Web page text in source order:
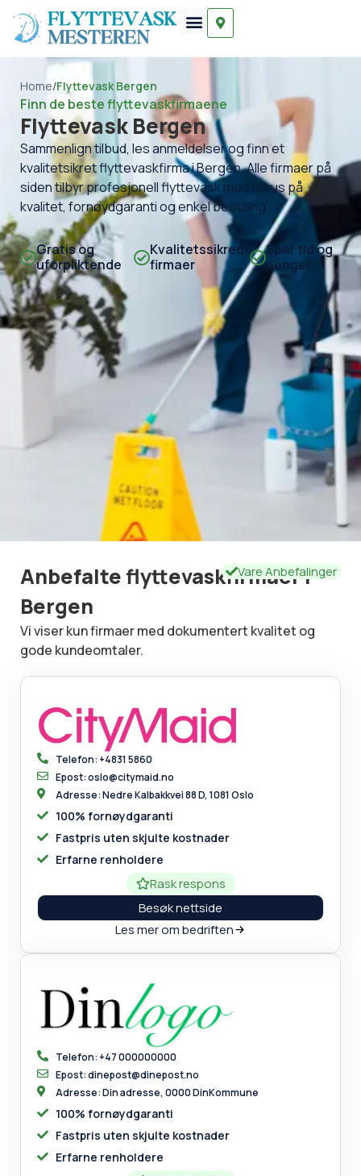
Home/Flyttevask Bergen
Finn de beste flyttevaskfirmaene
Flyttevask Bergen
Sammenlign tilbud, les anmeldelser og finn et
kvalitetsikret flyttevaskfirma i Bergen. Alle firmaer på
siden tilbyr profesjonell flyttevask med fokus på
kvalitet, fornøydgaranti og enkel bestilling.
Gratis og
uforpliktende
Kvalitetssikrede
firmaer
Spar tid og
penger
Anbefalte flyttevaskfirmaer i
Bergen
Vare Anbefalinger
Vi viser kun firmaer med dokumentert kvalitet og
gode kundeomtaler.
Telefon: +4831 5860
Epost: oslo@citymaid.no
Adresse: Nedre Kalbakkvei 88 D, 1081 Oslo
100% fornøydgaranti
Fastpris uten skjulte kostnader
Erfarne renholdere
Rask respons
Besøk nettside
Les mer om bedriften
Telefon: +47 000000000
Epost: dinepost@dinepost.no
Adresse: Din adresse, 0000 DinKommune
100% fornøydgaranti
Fastpris uten skjulte kostnader
Erfarne renholdere